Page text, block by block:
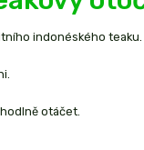
indonéského teaku.
otáčet.